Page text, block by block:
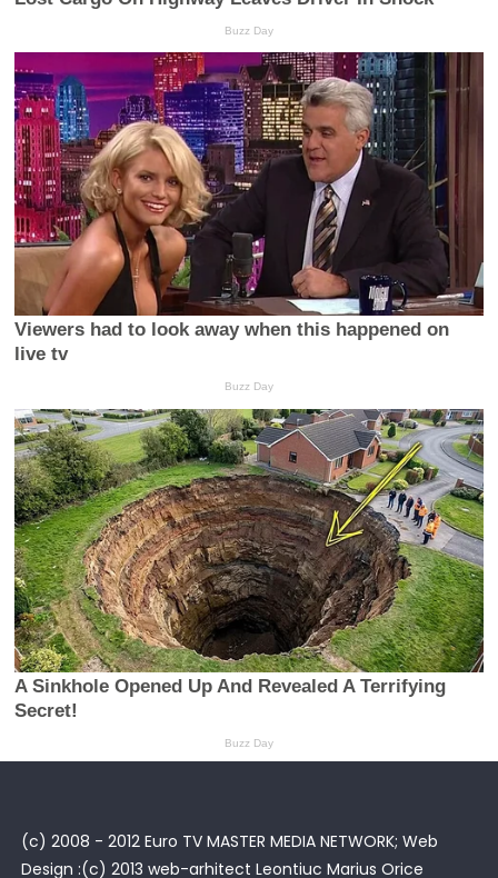
(c) 2008 - 2012 Euro TV MASTER MEDIA NETWORK; Web
Design :(c) 2013 web-arhitect Leontiuc Marius Orice